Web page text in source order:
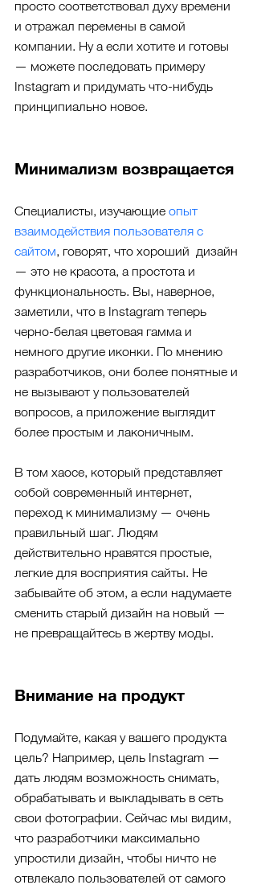
просто соответствовал духу времени
и отражал перемены в самой
компании. Ну а если хотите и готовы
— можете последовать примеру
Instagram и придумать что-нибудь
принципиально новое.
Минимализм возвращается
Специалисты, изучающие опыт
взаимодействия пользователя с
сайтом, говорят, что хороший  дизайн
— это не красота, а простота и
функциональность. Вы, наверное,
заметили, что в Instagram теперь
черно-белая цветовая гамма и
немного другие иконки. По мнению
разработчиков, они более понятные и
не вызывают у пользователей
вопросов, а приложение выглядит
более простым и лаконичным.
В том хаосе, который представляет
собой современный интернет,
переход к минимализму — очень
правильный шаг. Людям
действительно нравятся простые,
легкие для восприятия сайты. Не
забывайте об этом, а если надумаете
сменить старый дизайн на новый —
не превращайтесь в жертву моды.
Внимание на продукт
Подумайте, какая у вашего продукта
цель? Например, цель Instagram —
дать людям возможность снимать,
обрабатывать и выкладывать в сеть
свои фотографии. Сейчас мы видим,
что разработчики максимально
упростили дизайн, чтобы ничто не
отвлекало пользователей от самого